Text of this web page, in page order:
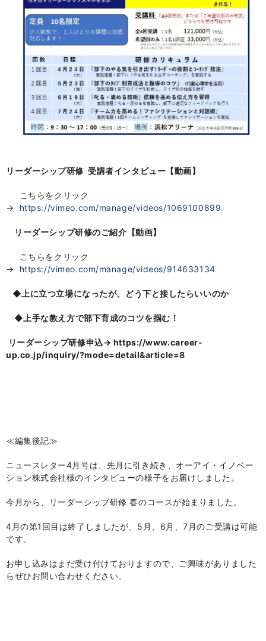
リーダーシップ研修 受講者インタビュー【動画】
こちらをクリック
→ https://vimeo.com/manage/videos/1069100899
リーダーシップ研修のご紹介【動画】
こちらをクリック
→ https://vimeo.com/manage/videos/914633134
◆ 上に立つ立場になったが、どう下と接したらいいのか
◆ 上手な教え方で部下育成のコツを掴む！
リーダーシップ研修申込→ https://www.career-
up.co.jp/inquiry/?mode=detail&article=8
≪編集後記≫
ニュースレター4月号は、先月に引き続き、オーアイ・イノベー
ション株式会社様のインタビューの様子をお届けしました。
今月から、リーダーシップ研修 春のコースが始まりました。
4月の第1回目は終了しましたが、5月、6月、7月のご受講は可能
です。
お申し込みはまだ受け付けておりますので、
ご興味がありました
らぜひお問い合わせください。